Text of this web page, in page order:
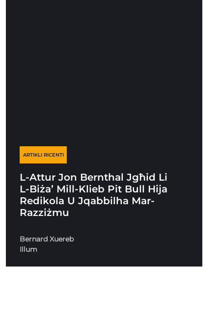
ARTIKLI RICENTI
L-Attur Jon Bernthal Jgħid Li
L-Biża’ Mill-Klieb Pit Bull Hija
Redikola U Jqabbilha Mar-
Razziżmu
Bernard Xuereb
Illum